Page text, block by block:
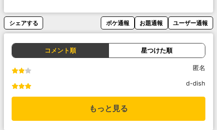
シェアする ボケ通報 お題通報 ユーザー通報
コメント順 星つけた順
匿名
d-dish
もっと見る